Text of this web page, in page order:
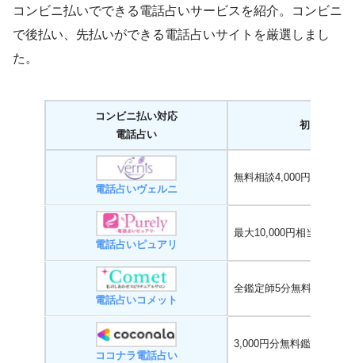
コンビニ払いでできる電話占いサービスを紹介。コンビニ
で後払い、先払いができる電話占いサイトを厳選しまし
た。
コンビニ払い対応
電話占い
初回特典
電話占いヴェルニ
無料相談4,000円分
電話占いピュアリ
最大10,000円相当
電話占いコメット
全鑑定師5分無料鑑定
ココナラ電話占い
3,000円分無料鑑定